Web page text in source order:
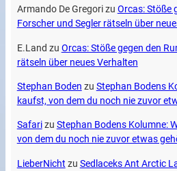
Armando De Gregorizu Orcas: Stöße
Forscher und Segler rätseln über
E.Land zu Orcas: Stöße gegen den
rätseln über neues Verhalten
Stephan Boden zu Stephan Bodens
kaufst, von dem du noch nie zuvor
Safarizu Stephan Bodens Kolumne:
von dem du noch nie zuvor etwas
LieberNicht zu Sedlaceks Ant Arctic